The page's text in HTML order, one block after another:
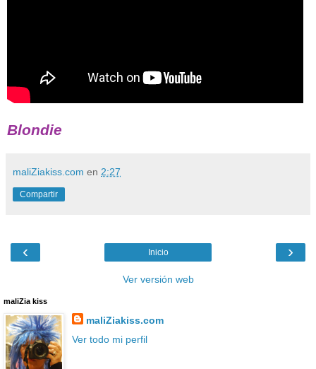
Blondie
maliZiakiss.com en 2:27
Compartir
‹ ›
Inicio
Ver versión web
maliZia kiss
maliZiakiss.com
Ver todo mi perfil